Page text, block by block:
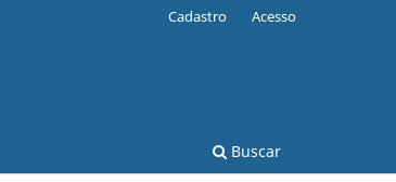
Buscar
Cadastro Acesso